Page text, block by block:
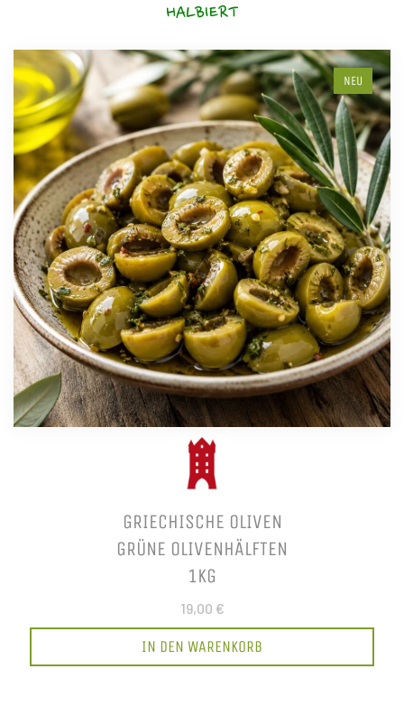
HALBIERT
NEU
GRIECHISCHE OLIVEN
GRÜNE OLIVENHÄLFTEN
1KG
19,00 €
IN DEN WARENKORB